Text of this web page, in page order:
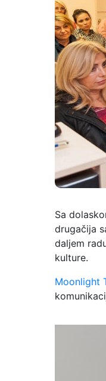
Sa
drugačija
daljem
kulture.
Moonlight